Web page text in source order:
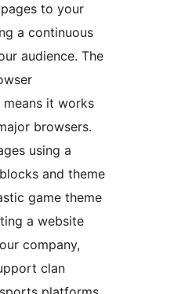
to your
a continuous
audience. The
it works
browsers.
using a
and theme
game theme
a website
company,
clan